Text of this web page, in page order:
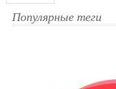
Популярные теги